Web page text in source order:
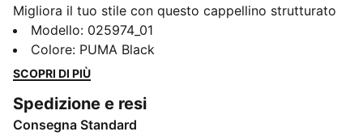
Migliora il tuo stile con questo cappellino strutturato
dotato di visiera precurvata, logo PUMA Cat ricamato
e chiusura con cinturino regolabile. La fascia
antisudore ti mantiene fresco, mentre il classico
DETTAGLI
Stile cappellino da baseball
Modello: 025974_01
Colore: PUMA Black
SCOPRI DI PIÙ
Spedizione e resi
Consegna Standard